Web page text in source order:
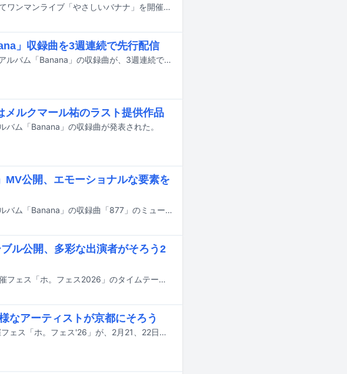
カイジューバイミーが4月12日に東京・渋谷近未来会館にてワンマンライブ「やさしいバナナ」を開催する。
」収録曲を3週連続で先行配信
3月24日にリリースされるカイジューバイミーの2ndフルアルバム「Banana」の収録曲が、3週連続で先行配信される。
ルクマール祐のラスト提供作品
ム「Banana」の収録曲が発表された。
MV公開、エモーショナルな要素を
カイジューバイミーが3月24日にリリースする2ndフルアルバム「Banana」の収録曲「877」のミュージックビデオがYouTubeで公開された。
ル公開、多彩な出演者がそろう2
2月21、22日に京都・KBSホールで行われるきのホ。の主催フェス「ホ。フェス2026」のタイムテーブルが公開された。
なアーティストが京都にそろう
京都を拠点に活動するアイドルグループ・きのホ。の主催フェス「ホ。フェス'26」が、2月21、22日に京都・KBSホールで開催される。